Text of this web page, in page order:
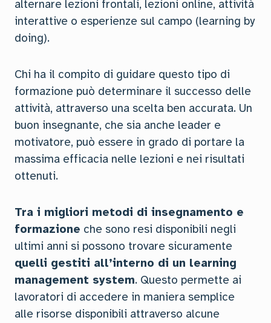
alternare lezioni frontali, lezioni online, attività
interattive o esperienze sul campo (learning by
doing).
Chi ha il compito di guidare questo tipo di
formazione può determinare il successo delle
attività, attraverso una scelta ben accurata. Un
buon insegnante, che sia anche leader e
motivatore, può essere in grado di portare la
massima efficacia nelle lezioni e nei risultati
ottenuti.
Tra i migliori metodi di insegnamento e
formazione che sono resi disponibili negli
ultimi anni si possono trovare sicuramente
quelli gestiti all’interno di un learning
management system. Questo permette ai
lavoratori di accedere in maniera semplice
alle risorse disponibili attraverso alcune